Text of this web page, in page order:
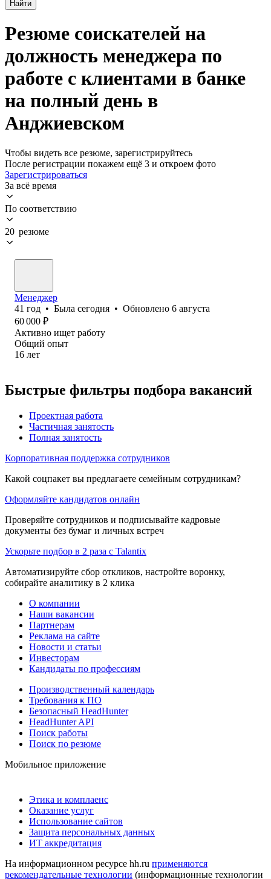
Найти
Резюме соискателей на
должность менеджера по
работе с клиентами в банке
на полный день в
Анджиевском
Чтобы видеть все резюме, зарегистрируйтесь
После регистрации покажем ещё 3 и откроем фото
Зарегистрироваться
За всё время
По соответствию
20 резюме
Менеджер
41 год • Была сегодня • Обновлено 6 августа
60 000 ₽
Активно ищет работу
Общий опыт
16 лет
Быстрые фильтры подбора вакансий
Проектная работа
Частичная занятость
Полная занятость
Корпоративная поддержка сотрудников
Какой соцпакет вы предлагаете семейным сотрудникам?
Оформляйте кандидатов онлайн
Проверяйте сотрудников и подписывайте кадровые
документы без бумаг и личных встреч
Ускорьте подбор в 2 раза с Talantix
Автоматизируйте сбор откликов, настройте воронку,
собирайте аналитику в 2 клика
О компании
Наши вакансии
Партнерам
Реклама на сайте
Новости и статьи
Инвесторам
Кандидаты по профессиям
Производственный календарь
Требования к ПО
Безопасный HeadHunter
HeadHunter API
Поиск работы
Поиск по резюме
Мобильное приложение
Этика и комплаенс
Оказание услуг
Использование сайтов
Защита персональных данных
ИТ аккредитация
На информационном ресурсе hh.ru применяются
рекомендательные технологии (информационные технологии